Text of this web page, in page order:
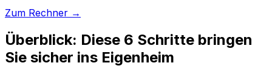
Zum Rechner →
Überblick: Diese 6 Schritte bringen
Sie sicher ins Eigenheim